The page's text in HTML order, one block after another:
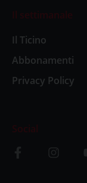
Il settimanale
Il Ticino
Abbonamenti
Privacy Policy
Social